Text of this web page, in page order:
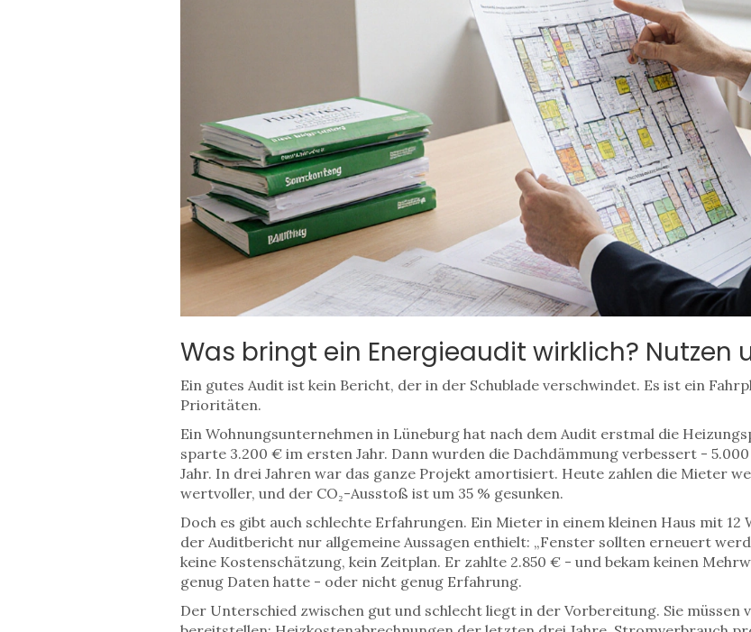
Was bringt ein Energieaudit wirklich? Nutzen
Ein gutes Audit ist kein Bericht, der in der Schublade verschwindet. Es ist ein
Prioritäten.
Ein Wohnungsunternehmen in Lüneburg hat nach dem Audit erstmal die
sparte 3.200 € im ersten Jahr. Dann wurden die Dachdämmung verbessert -
Jahr. In drei Jahren war das ganze Projekt amortisiert. Heute zahlen die Mieter
wertvoller, und der CO₂-Ausstoß ist um 35 % gesunken.
Doch es gibt auch schlechte Erfahrungen. Ein Mieter in einem kleinen Haus mit 12
der Auditbericht nur allgemeine Aussagen enthielt: „Fenster sollten erneuert
keine Kostenschätzung, kein Zeitplan. Er zahlte 2.850 € - und bekam keinen
genug Daten hatte - oder nicht genug Erfahrung.
Der Unterschied zwischen gut und schlecht liegt in der Vorbereitung. Sie müssen